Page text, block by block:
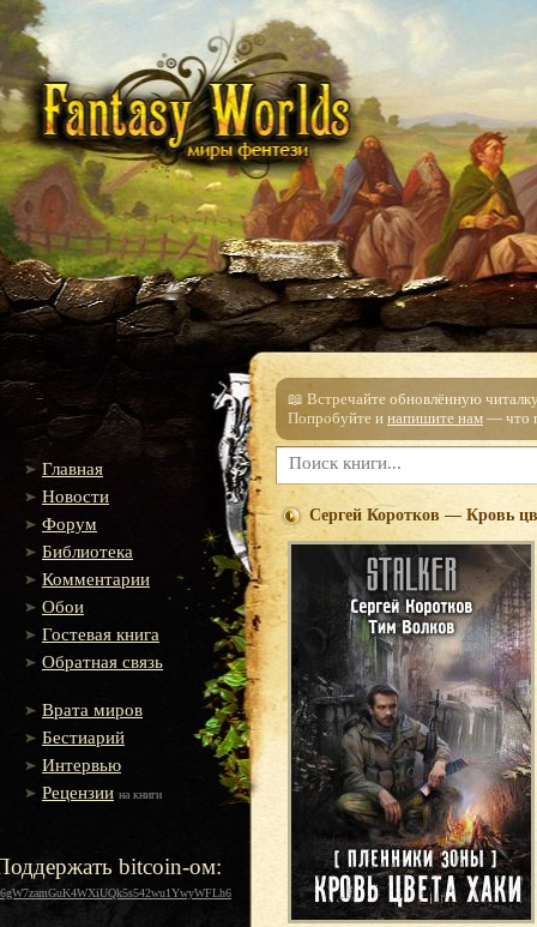
Главная
Новости
Форум
Библиотека
Комментарии
Обои
Гостевая книга
Обратная связь
Врата миров
Бестиарий
Интервью
Рецензии на книги
bitcoin-ом:
📖 Встречайте обновлённую
Попробуйте и напишите нам — что
Сергей Коротков — Кровь